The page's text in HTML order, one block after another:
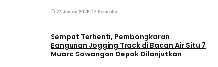
27 Januari 2026•17 Komentar
Sempat Terhenti, Pembongkaran
Bangunan Jogging Track di Badan Air Situ 7
Muara Sawangan Depok Dilanjutkan